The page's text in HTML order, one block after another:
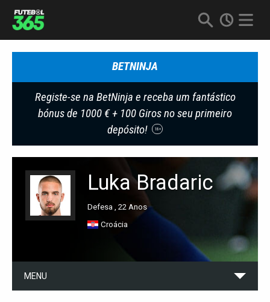
BETNINJA
Registe-se na BetNinja e receba um fantástico
bónus de 1000 € + 100 Giros no seu primeiro
depósito!
18+
Luka Bradaric
Defesa , 22 Anos
Croácia
MENU